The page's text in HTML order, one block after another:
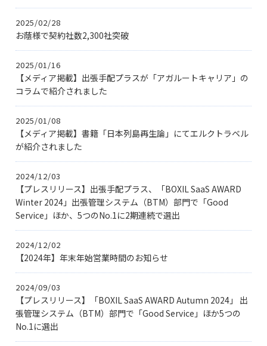
2025/02/28
お蔭様で契約社数2,300社突破
2025/01/16
【メディア掲載】出張手配プラスが「アガルートキャリア」の
コラムで紹介されました
2025/01/08
【メディア掲載】書籍「日本列島再生論」にてエルクトラベル
が紹介されました
2024/12/03
【プレスリリース】出張手配プラス、「BOXIL SaaS AWARD
Winter 2024」出張管理システム（BTM）部門で「Good
Service」ほか、5つのNo.1に2期連続で選出
2024/12/02
【2024年】年末年始営業時間のお知らせ
2024/09/03
【プレスリリース】「BOXIL SaaS AWARD Autumn 2024」 出
張管理システム（BTM）部門で「Good Service」ほか5つの
No.1に選出